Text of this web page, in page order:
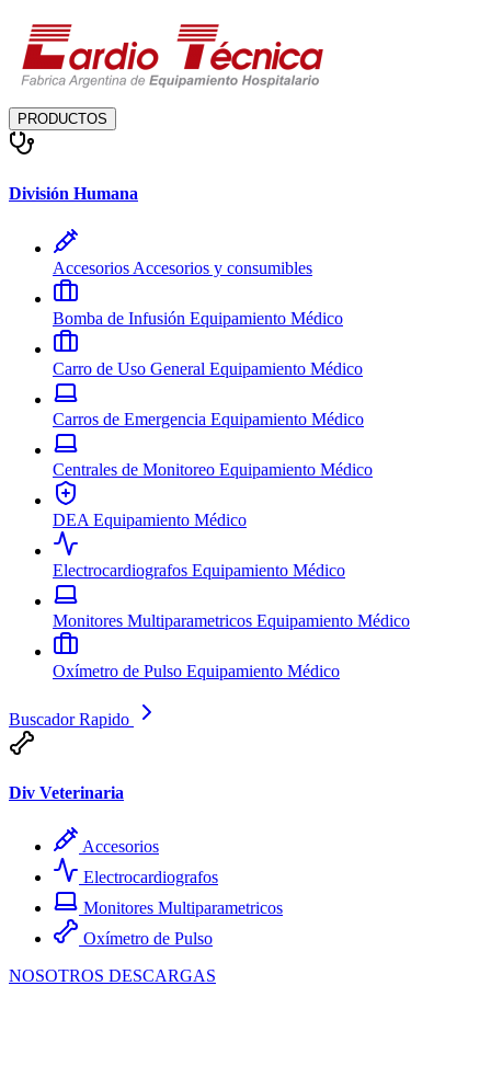
PRODUCTOS
División Humana
Accesorios Accesorios y consumibles
Bomba de Infusión Equipamiento Médico
Carro de Uso General Equipamiento Médico
Carros de Emergencia Equipamiento Médico
Centrales de Monitoreo Equipamiento Médico
DEA Equipamiento Médico
Electrocardiografos Equipamiento Médico
Monitores Multiparametricos Equipamiento Médico
Oxímetro de Pulso Equipamiento Médico
Buscador Rapido
Div Veterinaria
Accesorios
Electrocardiografos
Monitores Multiparametricos
Oxímetro de Pulso
NOSOTROS DESCARGAS